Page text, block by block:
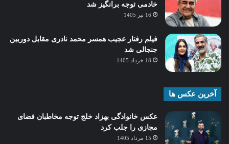
خادمی توجه برانگیز شد
16 تیر 1405
فیلم رفتار عجیب همسر محمد نادری مقابل دوربین
جنجالی شد
18 خرداد 1405
آخرین عکس ها
عکس خانوادگی بهزاد خلج توجه مخاطبان فضای
مجازی را جلب کرد
15 مرداد 1405